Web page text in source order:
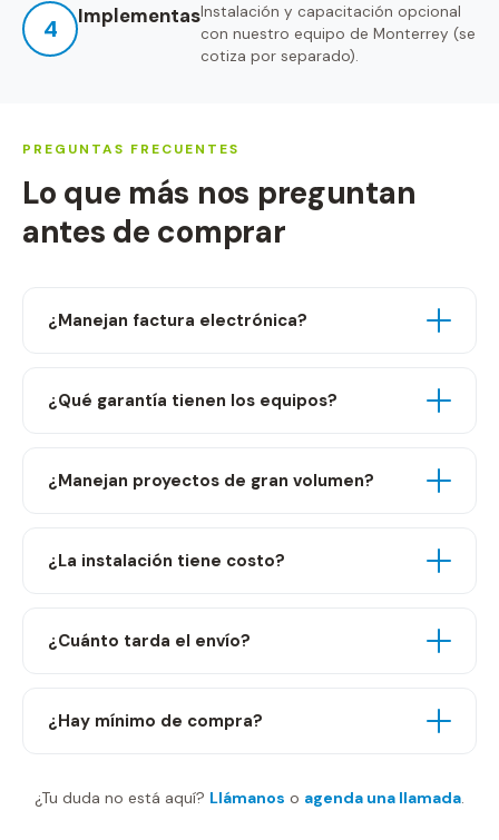
4 ImplementasInstalación y capacitación opcional
con nuestro equipo de Monterrey (se
cotiza por separado).
PREGUNTAS FRECUENTES
Lo que más nos preguntan
antes de comprar
¿Manejan factura electrónica?
¿Qué garantía tienen los equipos?
¿Manejan proyectos de gran volumen?
¿La instalación tiene costo?
¿Cuánto tarda el envío?
¿Hay mínimo de compra?
¿Tu duda no está aquí? Llámanos o agenda una llamada.